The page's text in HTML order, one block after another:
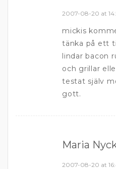
2007-08-20 at
mickis
tänka på ett
lindar bacon
och grillar
testat själv
gott.
Maria
2007-08-20 at